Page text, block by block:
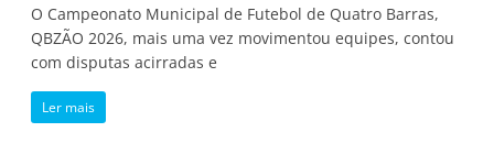
O Campeonato Municipal de Futebol de Quatro Barras,
QBZÃO 2026, mais uma vez movimentou equipes, contou
com disputas acirradas e
Ler mais